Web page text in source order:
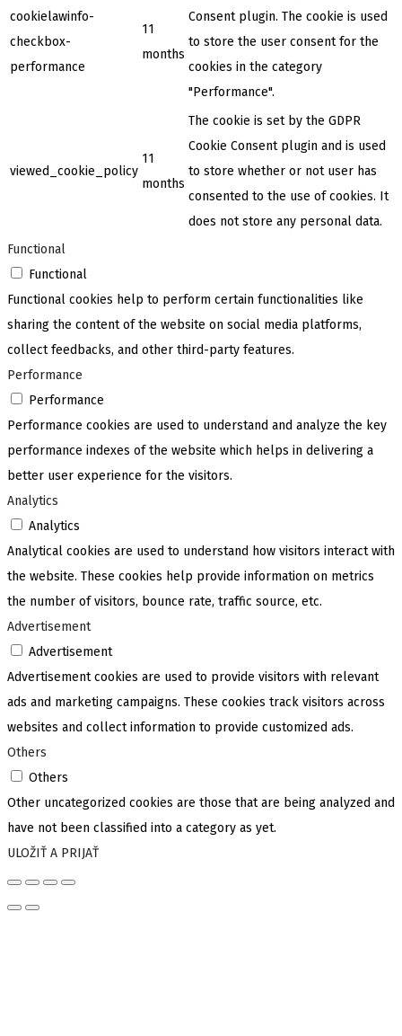
cookielawinfo-
checkbox-
performance
11
months
Consent plugin. The cookie is used
to store the user consent for the
cookies in the category
"Performance".
viewed_cookie_policy
11
months
The cookie is set by the GDPR
Cookie Consent plugin and is used
to store whether or not user has
consented to the use of cookies. It
does not store any personal data.
Functional
Functional
Functional cookies help to perform certain functionalities like
sharing the content of the website on social media platforms,
collect feedbacks, and other third-party features.
Performance
Performance
Performance cookies are used to understand and analyze the key
performance indexes of the website which helps in delivering a
better user experience for the visitors.
Analytics
Analytics
Analytical cookies are used to understand how visitors interact with
the website. These cookies help provide information on metrics
the number of visitors, bounce rate, traffic source, etc.
Advertisement
Advertisement
Advertisement cookies are used to provide visitors with relevant
ads and marketing campaigns. These cookies track visitors across
websites and collect information to provide customized ads.
Others
Others
Other uncategorized cookies are those that are being analyzed and
have not been classified into a category as yet.
ULOŽIŤ A PRIJAŤ